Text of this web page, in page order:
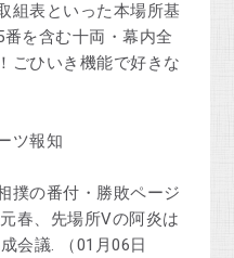
組表といった本場所基
を含む十両・幕内全
ごひいき機能で好きな
ツ報知
撲の番付・勝敗ページ
春、先場所Vの阿炎は
会議. （01月06日